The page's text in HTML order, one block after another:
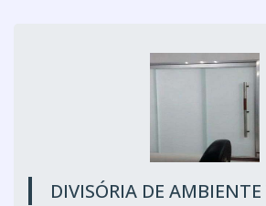
DIVISÓRIA DE AMBIENTE